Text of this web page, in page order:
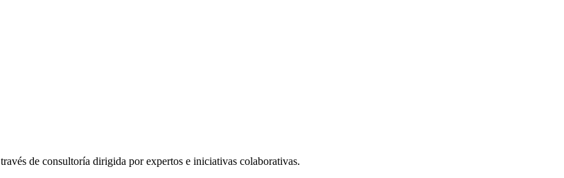
de consultoría dirigida por expertos e iniciativas colaborativas.